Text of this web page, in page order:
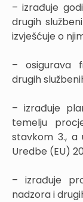
– izrađuje
drugih
izvješćuje o
– osigurava
drugih
– izrađuje
temelju
stavkom 3., a
Uredbe (EU)
– izrađuje
nadzora i